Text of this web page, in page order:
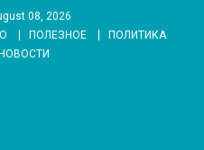
08, 2026
ПОЛЕЗНОЕ
ПОЛИТИКА